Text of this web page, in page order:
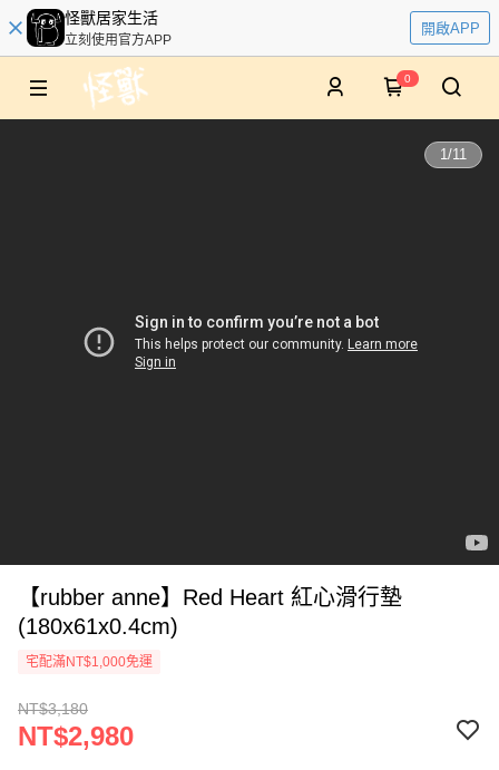
怪獸居家生活
立刻使用官方APP
開啟APP
0
1/11
【rubber anne】Red Heart 紅心滑行墊
(180x61x0.4cm)
宅配滿NT$1,000免運
NT$3,180
NT$2,980